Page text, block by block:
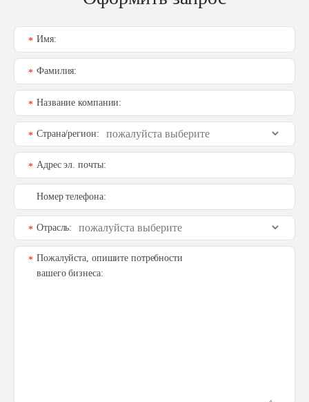
Имя:
*
Фамилия:
*
Название компании:
*
Страна/регион:
*
Адрес эл. почты:
*
Номер телефона:
Отрасль:
*
Пожалуйста, опишите потребности
вашего бизнеса:
*